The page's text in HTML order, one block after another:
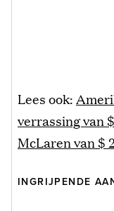
Lees ook:
verrassing van
McLaren van $
INGRIJPENDE